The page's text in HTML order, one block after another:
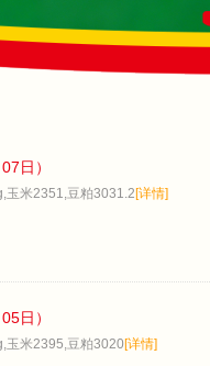
日）
玉米2351,豆粕3031.2[详情]
日）
玉米2395,豆粕3020[详情]